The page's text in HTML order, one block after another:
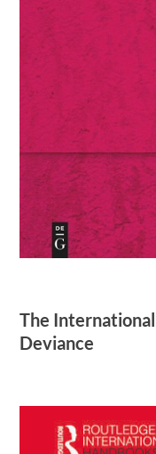
The
Deviance